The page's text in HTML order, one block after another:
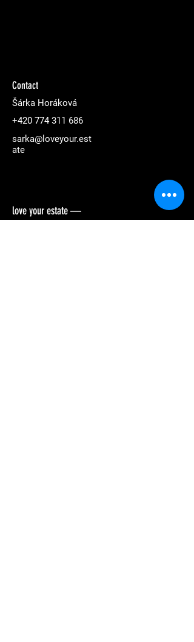
Contact
Šárka Horáková
+420 774 311 686
sarka@loveyour.est
ate
love your estate —